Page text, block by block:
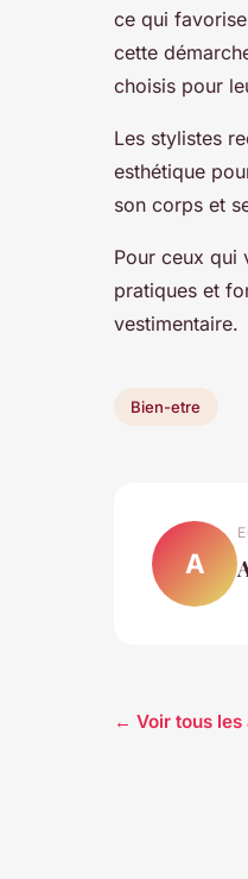
ce qui
cette
choisis pour
Les stylistes
esthétique
son corps et
Pour ceux qui
pratiques et
vestimentaire.
Bien-etre
A
← Voir tous